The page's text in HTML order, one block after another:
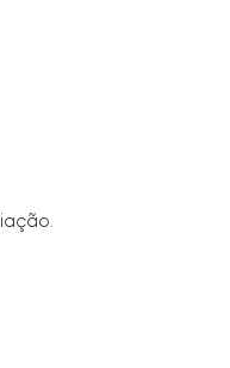
no corpo (perfumes ou
adicionais, entre em